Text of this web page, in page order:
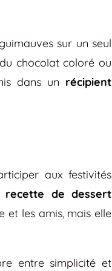
sur un seul
chocolat coloré ou
dans un récipient
aux festivités
recette de dessert
et les amis, mais elle
entre simplicité et